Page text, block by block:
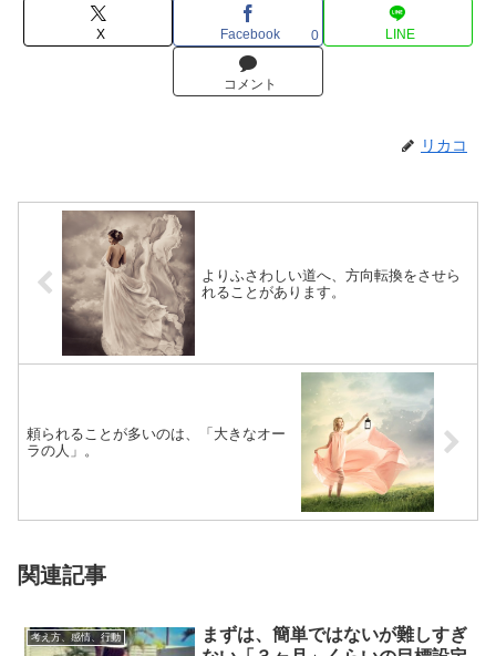
X Facebook 0 LINE
コメント
リカコ
よりふさわしい道へ、方向転換をさせら
れることがあります。
頼られることが多いのは、「大きなオー
ラの人」。
関連記事
考え方、感情、行動
まずは、簡単ではないが難しすぎ